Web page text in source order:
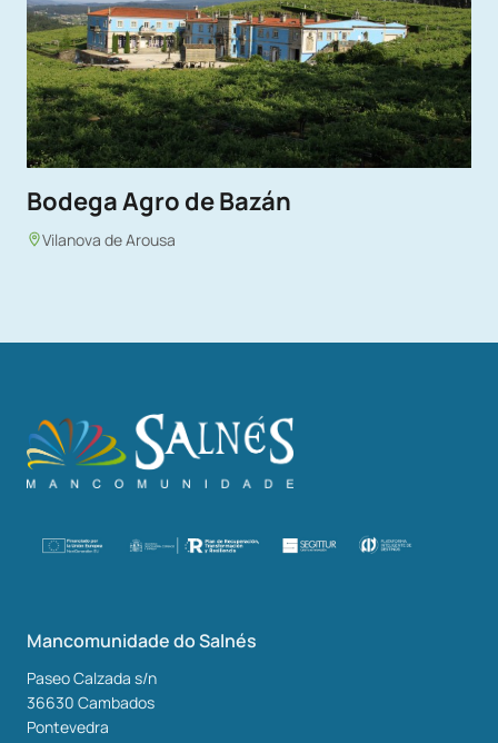
Bodega Agro de Bazán
Vilanova de Arousa
Mancomunidade do Salnés
Paseo Calzada s/n
36630 Cambados
Pontevedra